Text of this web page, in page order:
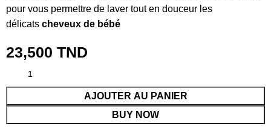
pour vous permettre de laver tout en douceur les
délicats cheveux de bébé
23,500TND
AJOUTER AU PANIER
BUY NOW